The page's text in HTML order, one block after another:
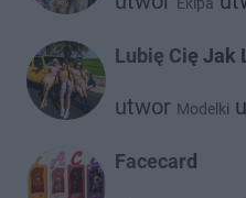
utwor Bartek
Lubię Cię Jak
utwor Modelki
Facecard